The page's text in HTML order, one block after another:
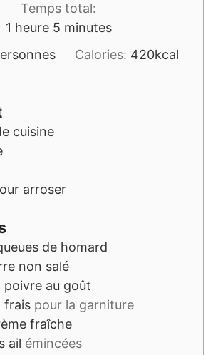
Temps total:
1 heure
heure 5minutes
minutes
Calories: 420kcal
cuisine
arroser
de homard
non salé
poivre au goût
frais pour la garniture
fraîche
ail émincées